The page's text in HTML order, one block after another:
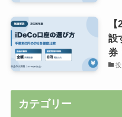
設
券
カテゴリー